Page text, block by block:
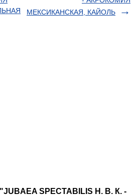
МЕКСИКАНСКАЯ, КАЙОЛЬ
SPECTABILIS Н. В. К. -